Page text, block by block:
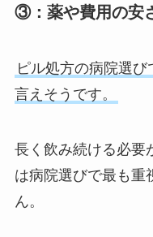
③：薬や費用の安
ピル処方の病院選
言えそうです。
長く飲み続ける必要
は病院選びで最も重
ん。